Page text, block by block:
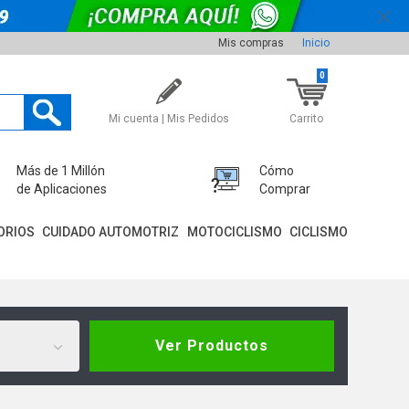
Mis compras Inicio
Mi cuenta | Mis Pedidos Carrito
0
Más de 1 Millón
de Aplicaciones
Cómo
Comprar
CUIDADO AUTOMOTRIZ MOTOCICLISMO CICLISMO
Ver Productos